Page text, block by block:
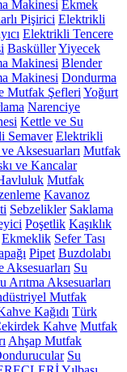
Makinesi Ekmek
Pişirici Elektrikli
Elektrikli Tencere
BasküllerYiyecek
Makinesi Blender
Makinesi Dondurma
Mutfak Şefleri Yoğurt
Narenciye
Kettle ve Su
Semaver Elektrikli
Aksesuarları Mutfak
ve Kancalar
Mutfak
Kavanoz
Sebzelikler Saklama
Poşetlik Kaşıklık
Ekmeklik Sefer Tası
Pipet Buzdolabı
Aksesuarları Su
Arıtma Aksesuarları
Mutfak
Kağıdı Türk
Kahve Mutfak
Ahşap Mutfak
Su